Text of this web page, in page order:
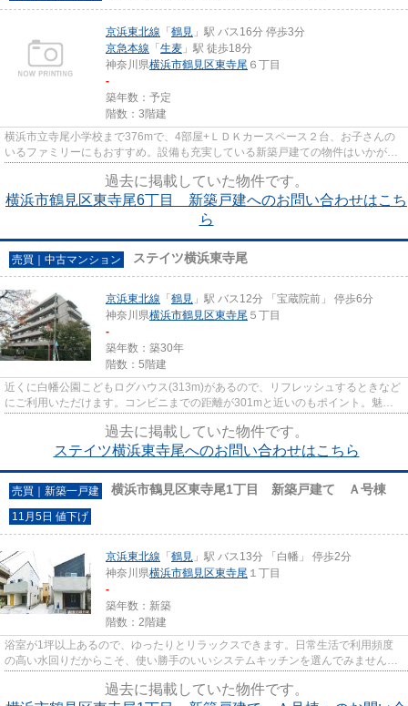
京浜東北線 「 鶴見 」駅 バス16分 停歩3分
京急本線 「 生麦 」駅 徒歩18分
神奈川県横浜市鶴見区東寺尾 ６丁目
-
築年数：予定
階数：3階建
横浜市立寺尾小学校まで376mで、4部屋+ＬＤＫカースペース２台、お子さんの
いるファミリーにもおすすめ。設備も充実している新築戸建ての物件はいかがで
過去に掲載していた物件です。
横浜市鶴見区東寺尾6丁目 新築戸建へのお問い合わせはこち
ら
売買｜中古マンション ステイツ横浜東寺尾
京浜東北線 「 鶴見 」駅 バス12分 「宝蔵院前」 停歩6分
神奈川県横浜市鶴見区東寺尾 ５丁目
-
築年数：築30年
階数：5階建
近くに白幡公園こどもログハウス(313m)があるので、リフレッシュするときなど
にご利用いただけます。コンビニまでの距離が301mと近いのもポイント。魅力
過去に掲載していた物件です。
ステイツ横浜東寺尾へのお問い合わせはこちら
売買｜新築一戸建 横浜市鶴見区東寺尾1丁目 新築戸建て Ａ号棟
11月5日 値下げ
京浜東北線 「 鶴見 」駅 バス13分 「白幡」 停歩2分
神奈川県横浜市鶴見区東寺尾 １丁目
-
築年数：新築
階数：2階建
浴室が1坪以上あるので、ゆったりとリラックスできます。日常生活で利用頻度
の高い水回りだからこそ、使い勝手のいいシステムキッチンを選んでみません
過去に掲載していた物件です。